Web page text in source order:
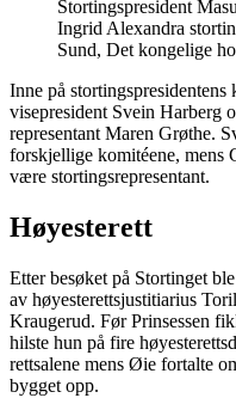
Stortingspresident
Ingrid Alexandra
Sund, Det kongelige
Inne på stortingspresidentens
visepresident Svein Harberg
representant Maren Grøthe.
forskjellige komitéene, mens
være stortingsrepresentant.
Høyesterett
Etter besøket på Stortinget
av høyesterettsjustitiarius
Kraugerud. Før Prinsessen
hilste hun på fire
rettsalene mens Øie fortalte
bygget opp.